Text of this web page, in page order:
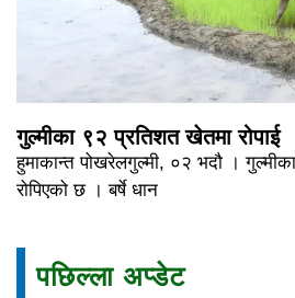
गुल्मीका ९२ प्रतिशत खेतमा रोपाई
हुमाकान्त पोखरेलगुल्मी, ०२ भदौ ।
रोपिएको छ । बर्षे धान
पछिल्ला अप्डेट